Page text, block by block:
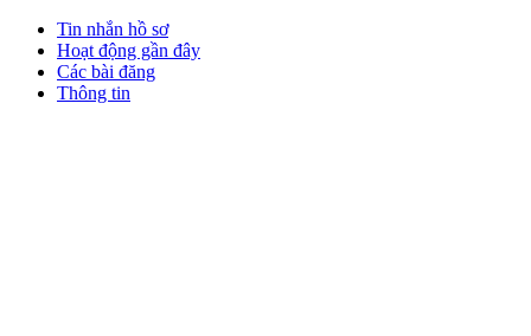
Tin nhắn hồ sơ
Hoạt động gần đây
Các bài đăng
Thông tin